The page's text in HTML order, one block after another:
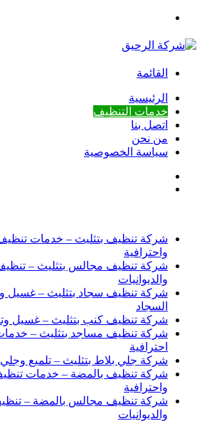
القائمة
الرئيسية
خدمات التنظيف
اتصل بنا
من نحن
سياسة الخصوصية
شركة تنظيف بتثليث – خدمات
واحترافية
شركة تنظيف مجالس بتثليث –
والديوانيات
شركة تنظيف سجاد بتثليث – غسيل
السجاد
شركة تنظيف كنب بتثليث – غسيل
شركة تنظيف مساجد بتثليث –
احترافية
شركة جلي بلاط بتثليث – تلميع وجلي
شركة تنظيف بالمضة – خدمات
واحترافية
شركة تنظيف مجالس بالمضة –
والديوانيات